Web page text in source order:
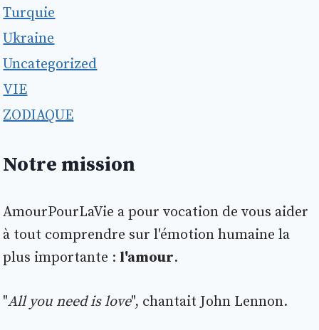
Turquie
Ukraine
Uncategorized
VIE
ZODIAQUE
Notre mission
AmourPourLaVie a pour vocation de vous aider
à tout comprendre sur l'émotion humaine la
plus importante : l'amour.
"All you need is love", chantait John Lennon.